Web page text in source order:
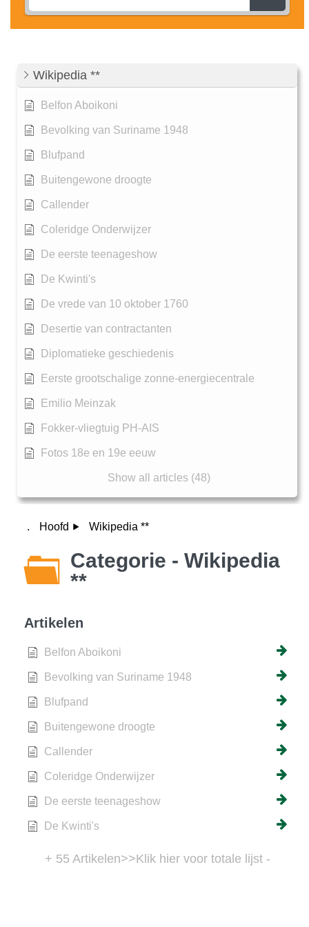
Wikipedia **
Belfon Aboikoni
Bevolking van Suriname 1948
Blufpand
Buitengewone droogte
Callender
Coleridge Onderwijzer
De eerste teenageshow
De Kwinti's
De vrede van 10 oktober 1760
Desertie van contractanten
Diplomatieke geschiedenis
Eerste grootschalige zonne-energiecentrale
Emilio Meinzak
Fokker-vliegtuig PH-AIS
Fotos 18e en 19e eeuw
Show all articles (48)
. Hoofd Wikipedia **
Categorie - Wikipedia
**
Artikelen
Belfon Aboikoni
Bevolking van Suriname 1948
Blufpand
Buitengewone droogte
Callender
Coleridge Onderwijzer
De eerste teenageshow
De Kwinti's
+ 55 Artikelen>>Klik hier voor totale lijst -